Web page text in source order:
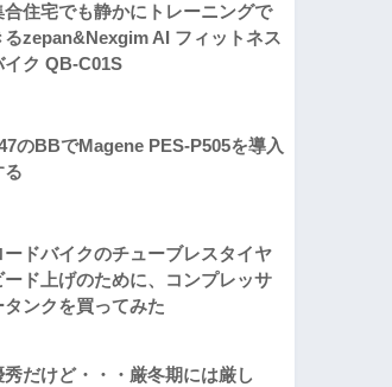
合住宅でも静かにトレーニングで
るzepan&Nexgim AI フィットネス
イク QB-C01S
のBBでMagene PES-P505を導入
る
ードバイクのチューブレスタイヤ
ード上げのために、コンプレッサ
タンクを買ってみた
秀だけど・・・厳冬期には厳し